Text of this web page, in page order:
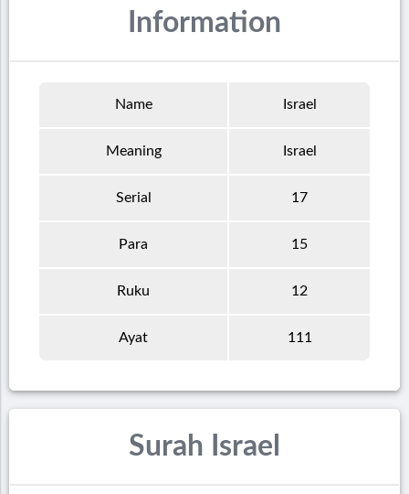
Information
Name Israel
Meaning Israel
Serial 17
Para 15
Ruku 12
Ayat 111
Surah Israel